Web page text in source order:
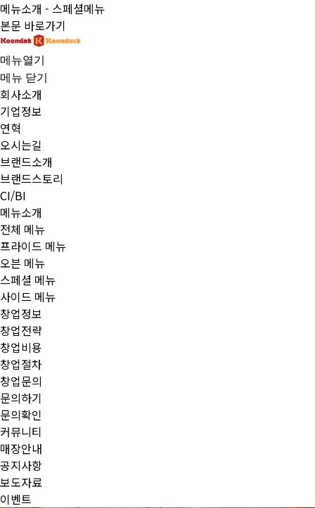
메뉴소개 - 스페셜메뉴
본문 바로가기
메뉴열기
메뉴 닫기
회사소개
기업정보
연혁
오시는길
브랜드소개
브랜드스토리
CI/BI
메뉴소개
전체 메뉴
프라이드 메뉴
오븐 메뉴
스페셜 메뉴
사이드 메뉴
창업정보
창업전략
창업비용
창업절차
창업문의
문의하기
문의확인
커뮤니티
매장안내
공지사항
보도자료
이벤트